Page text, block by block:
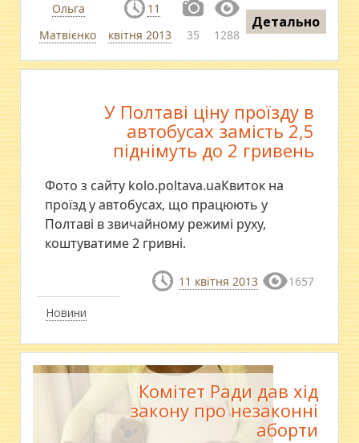
Ольга
Матвієнко
11
квітня 2013
35 1288
Детально
Новини
У Полтаві ціну проїзду в
автобусах замість 2,5
піднімуть до 2 гривень
Фото з сайту kolo.poltava.uaКвиток на
проїзд у автобусах, що працюють у
Полтаві в звичайному режимі руху,
коштуватиме 2 гривні.
11 квітня 2013 1657
Комітет Ради дав хід
закону про незаконні
аборти